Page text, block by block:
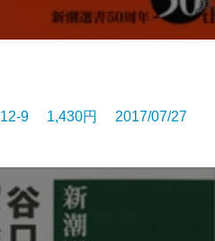
9 1,430円 2017/07/27